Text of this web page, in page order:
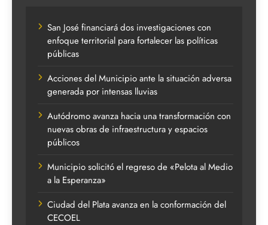
San José financiará dos investigaciones con
enfoque territorial para fortalecer las políticas
públicas
Acciones del Municipio ante la situación adversa
generada por intensas lluvias
Autódromo avanza hacia una transformación con
nuevas obras de infraestructura y espacios
públicos
Municipio solicitó el regreso de «Pelota al Medio
a la Esperanza»
Ciudad del Plata avanza en la conformación del
CECOEL